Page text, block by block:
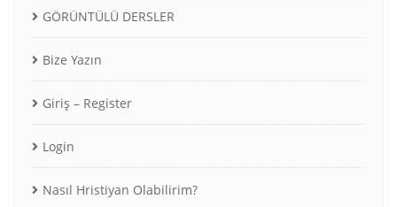
GÖRÜNTÜLÜ DERSLER
Bize Yazın
Giriş – Register
Login
Nasıl Hristiyan Olabilirim?